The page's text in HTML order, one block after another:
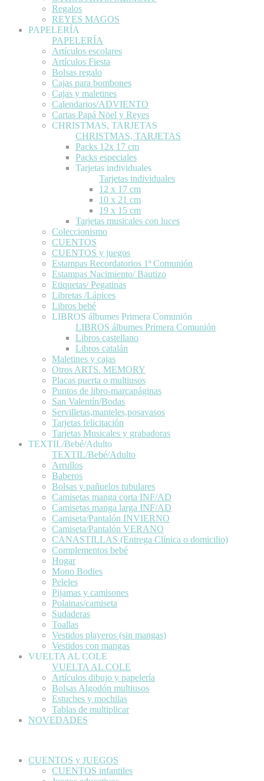
Regalos
REYES MAGOS
PAPELERÍA
PAPELERÍA
Artículos escolares
Artículos Fiesta
Bolsas regalo
Cajas para bombones
Cajas y maletines
Calendarios/ADVIENTO
Cartas Papá Nöel y Reyes
CHRISTMAS, TARJETAS
CHRISTMAS, TARJETAS
Packs 12x 17 cm
Packs especiales
Tarjetas individuales
Tarjetas individuales
12 x 17 cm
10 x 21 cm
19 x 15 cm
Tarjetas musicales con luces
Coleccionismo
CUENTOS
CUENTOS y juegos
Estampas Recordatorios 1ª Comunión
Estampas Nacimiento/ Bautizo
Etiquetas/ Pegatinas
Libretas /Lápices
Libros bebé
LIBROS álbumes Primera Comunión
LIBROS álbumes Primera Comunión
Libros castellano
Libros catalán
Maletines y cajas
Otros ARTS. MEMORY
Placas puerta o multiusos
Puntos de libro-marcapáginas
San Valentín/Bodas
Servilletas,manteles,posavasos
Tarjetas felicitación
Tarjetas Musicales y grabadoras
TEXTIL/Bebé/Adulto
TEXTIL/Bebé/Adulto
Arrullos
Baberos
Bolsas y pañuelos tubulares
Camisetas manga corta INF/AD
Camisetas manga larga INF/AD
Camiseta/Pantalón INVIERNO
Camiseta/Pantalón VERANO
CANASTILLAS (Entrega Clínica o domicilio)
Complementos bebé
Hogar
Mono Bodies
Peleles
Pijamas y camisones
Polainas/camiseta
Sudaderas
Toallas
Vestidos playeros (sin mangas)
Vestidos con mangas
VUELTA AL COLE
VUELTA AL COLE
Artículos dibujo y papelería
Bolsas Algodón multiusos
Estuches y mochilas
Tablas de multiplicar
NOVEDADES
CUENTOS y JUEGOS
CUENTOS infantiles